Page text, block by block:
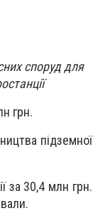
споруд для
грн.
підземної
за 30,4 млн грн.